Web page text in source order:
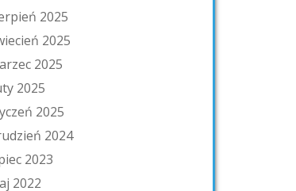
2025
2025
2025
2025
2025
2024
2023
2022